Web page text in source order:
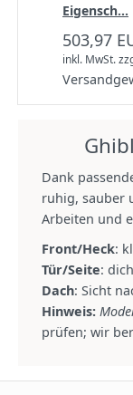
Eigensch...
503,97
inkl. MwSt.
Dank
ruhig, sauber
Arbeiten und
Front/Heck:
Tür/Seite:
Dach: Sicht
Hinweis:
prüfen; wir